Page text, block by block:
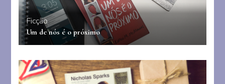
Ficção
Um de nós é o próximo